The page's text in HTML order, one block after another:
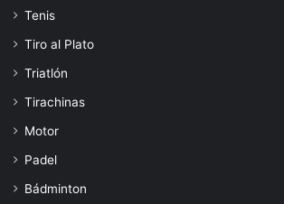
Tenis
Tiro al Plato
Triatlón
Tirachinas
Motor
Padel
Bádminton